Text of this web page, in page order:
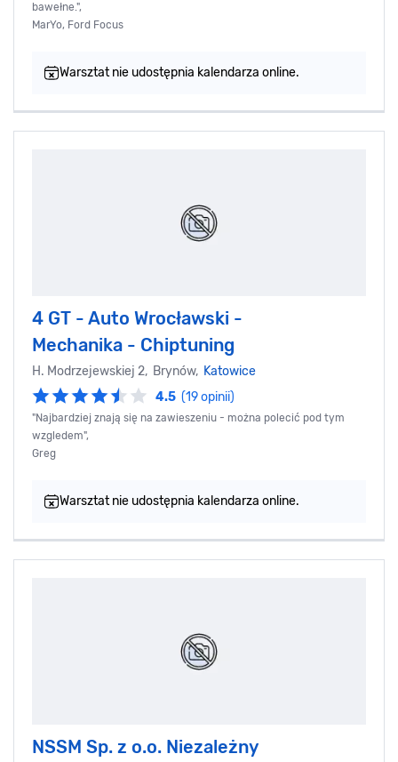
bawełne.",
MarYo, Ford Focus
Warsztat nie udostępnia kalendarza online.
4 GT - Auto Wrocławski -
Mechanika - Chiptuning
H. Modrzejewskiej 2, Brynów, Katowice
4.5 (19 opinii)
"Najbardziej znają się na zawieszeniu - można polecić pod tym
wzgledem",
Greg
Warsztat nie udostępnia kalendarza online.
NSSM Sp. z o.o. Niezależny